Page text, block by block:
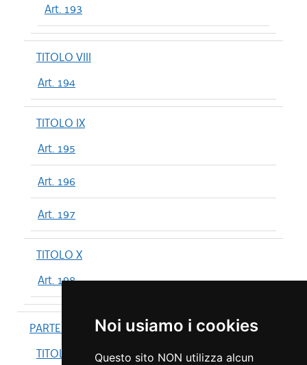
Noi usiamo i cookies
Questo sito NON utilizza alcun
Art. 193
TITOLO VIII
Art. 194
TITOLO IX
Art. 195
Art. 196
Art. 197
TITOLO X
Art. 198
PARTE IV
TITOLO I